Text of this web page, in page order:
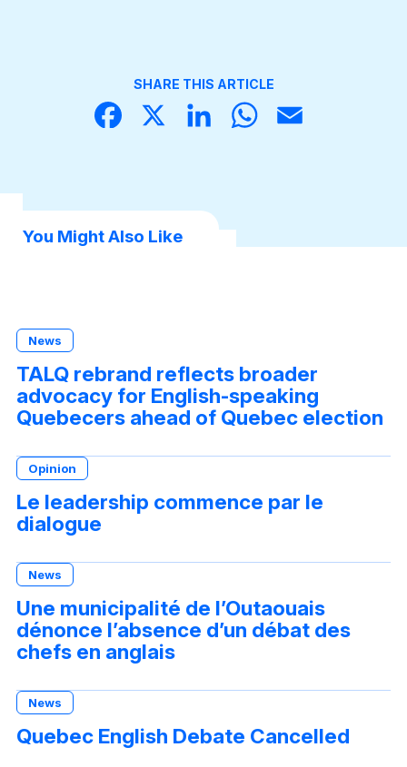
SHARE THIS ARTICLE
Face
X
Linke
What
You Might Also Like
News
TALQ rebrand reflects broader
advocacy for English-speaking
Quebecers ahead of Quebec election
Opinion
Le leadership commence par le
dialogue
News
Une municipalité de l’Outaouais
dénonce l’absence d’un débat des
chefs en anglais
News
Quebec English Debate Cancelled